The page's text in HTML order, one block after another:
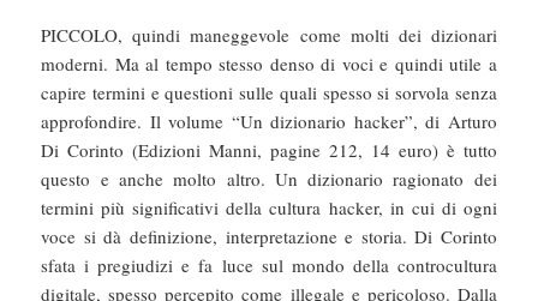
PICCOLO, quindi maneggevole come molti dei dizionari
moderni. Ma al tempo stesso denso di voci e quindi utile a
capire termini e questioni sulle quali spesso si sorvola senza
approfondire. Il volume “Un dizionario hacker”, di Arturo
Di Corinto (Edizioni Manni, pagine 212, 14 euro) è tutto
questo e anche molto altro. Un dizionario ragionato dei
termini più significativi della cultura hacker, in cui di ogni
voce si dà definizione, interpretazione e storia. Di Corinto
sfata i pregiudizi e fa luce sul mondo della controcultura
digitale, spesso percepito come illegale e pericoloso. Dalla